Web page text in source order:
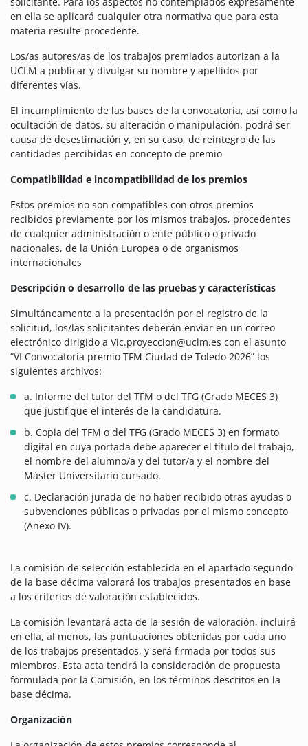
en ella se aplicará cualquier otra normativa que para esta
materia resulte procedente.
Los/as autores/as de los trabajos premiados autorizan a la
UCLM a publicar y divulgar su nombre y apellidos por
diferentes vías.
El incumplimiento de las bases de la convocatoria, así como la
ocultación de datos, su alteración o manipulación, podrá ser
causa de desestimación y, en su caso, de reintegro de las
cantidades percibidas en concepto de premio
Compatibilidad e incompatibilidad de los premios
Estos premios no son compatibles con otros premios
recibidos previamente por los mismos trabajos, procedentes
de cualquier administración o ente público o privado
nacionales, de la Unión Europea o de organismos
internacionales
Descripción o desarrollo de las pruebas y características
Simultáneamente a la presentación por el registro de la
solicitud, los/las solicitantes deberán enviar en un correo
electrónico dirigido a Vic.proyeccion@uclm.es con el asunto
“VI Convocatoria premio TFM Ciudad de Toledo 2026” los
siguientes archivos:
a. Informe del tutor del TFM o del TFG (Grado MECES 3)
que justifique el interés de la candidatura.
b. Copia del TFM o del TFG (Grado MECES 3) en formato
digital en cuya portada debe aparecer el título del trabajo,
el nombre del alumno/a y del tutor/a y el nombre del
Máster Universitario cursado.
c. Declaración jurada de no haber recibido otras ayudas o
subvenciones públicas o privadas por el mismo concepto
(Anexo IV).
La comisión de selección establecida en el apartado segundo
de la base décima valorará los trabajos presentados en base
a los criterios de valoración establecidos.
La comisión levantará acta de la sesión de valoración, incluirá
en ella, al menos, las puntuaciones obtenidas por cada uno
de los trabajos presentados, y será firmada por todos sus
miembros. Esta acta tendrá la consideración de propuesta
formulada por la Comisión, en los términos descritos en la
base décima.
Organización